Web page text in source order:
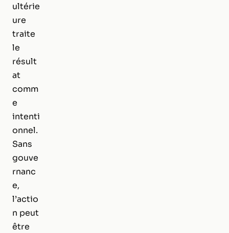
ultérie
ure
traite
le
résult
at
comm
e
intenti
onnel.
Sans
gouve
rnanc
e,
l’actio
n peut
être